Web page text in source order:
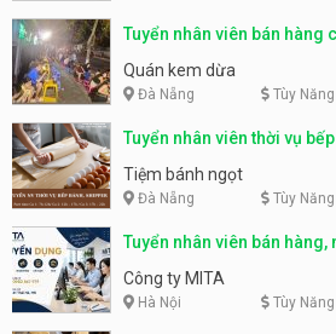
Tuyển nhân viên bán hàng
Quán kem dừa
Đà Nẵng Tùy
Tuyển nhân viên thời vụ
Tiệm bánh ngọt
Đà Nẵng Tùy
Tuyển nhân viên bán
parttime, fulltime
Công ty MITA
Hà Nội Tùy